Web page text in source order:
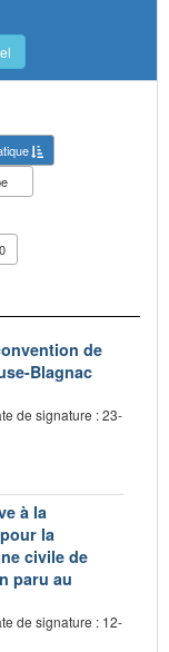
de
Blagnac
de signature : 23-
à la
la
civile de
paru au
de signature : 12-